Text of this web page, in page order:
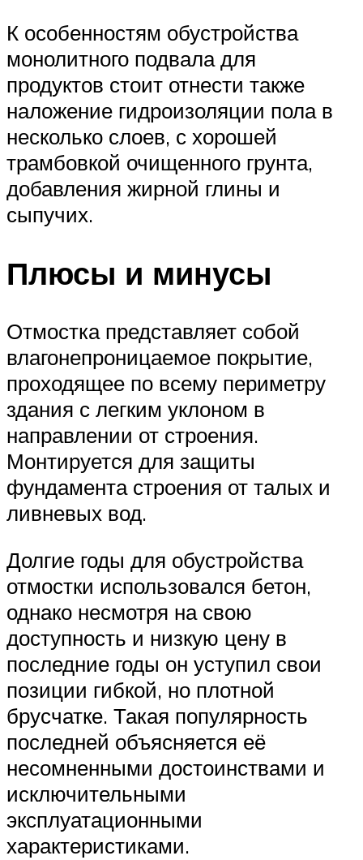
К особенностям обустройства
монолитного подвала для
продуктов стоит отнести также
наложение гидроизоляции пола в
несколько слоев, с хорошей
трамбовкой очищенного грунта,
добавления жирной глины и
сыпучих.
Плюсы и минусы
Отмостка представляет собой
влагонепроницаемое покрытие,
проходящее по всему периметру
здания с легким уклоном в
направлении от строения.
Монтируется для защиты
фундамента строения от талых и
ливневых вод.
Долгие годы для обустройства
отмостки использовался бетон,
однако несмотря на свою
доступность и низкую цену в
последние годы он уступил свои
позиции гибкой, но плотной
брусчатке. Такая популярность
последней объясняется её
несомненными достоинствами и
исключительными
эксплуатационными
характеристиками.